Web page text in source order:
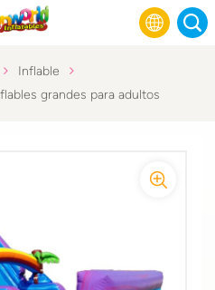
عربي
Inflable
grandes para adultos